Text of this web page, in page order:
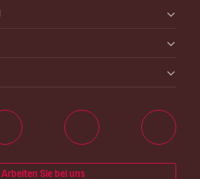
Arbeiten Sie bei uns